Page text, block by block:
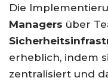
Die
Managers über
erheblich, indem
zentralisiert und